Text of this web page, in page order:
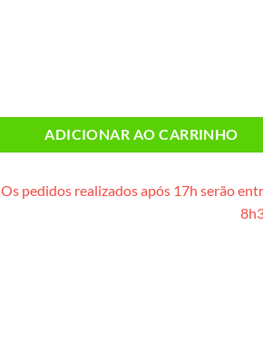
ADICIONAR AO CARRINHO
Os pedidos realizados após 17h serão